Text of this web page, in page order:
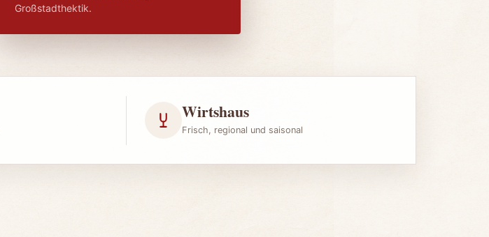
Großstadthektik.
Wirtshaus
Frisch, regional und saisonal